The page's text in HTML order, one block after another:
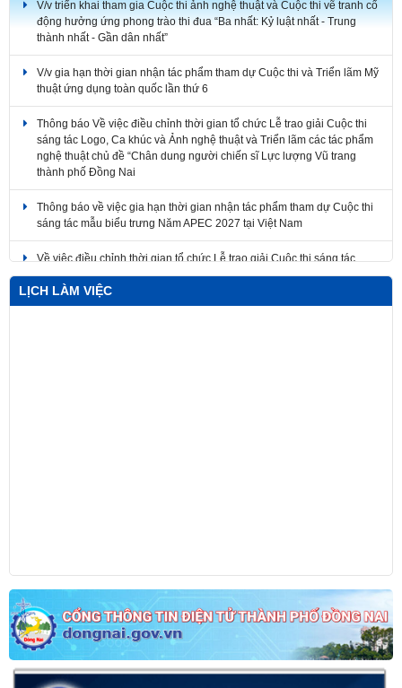
động hưởng ứng phong trào thi đua “Ba nhất: Kỷ luật nhất - Trung
thành nhất - Gần dân nhất”
V/v gia hạn thời gian nhận tác phẩm tham dự Cuộc thi và Triển lãm Mỹ
thuật ứng dụng toàn quốc lần thứ 6
Thông báo Về việc điều chỉnh thời gian tổ chức Lễ trao giải Cuộc thi
sáng tác Logo, Ca khúc và Ảnh nghệ thuật và Triển lãm các tác phẩm
nghệ thuật chủ đề “Chân dung người chiến sĩ Lực lượng Vũ trang
thành phố Đồng Nai
Thông báo về việc gia hạn thời gian nhận tác phẩm tham dự Cuộc thi
sáng tác mẫu biểu trưng Năm APEC 2027 tại Việt Nam
Về việc điều chỉnh thời gian tổ chức Lễ trao giải Cuộc thi sáng tác
Logo, Ca khúc và Ảnh nghệ thuật và Triển lãm các tác phẩm nghệ
thuật
LỊCH LÀM VIỆC